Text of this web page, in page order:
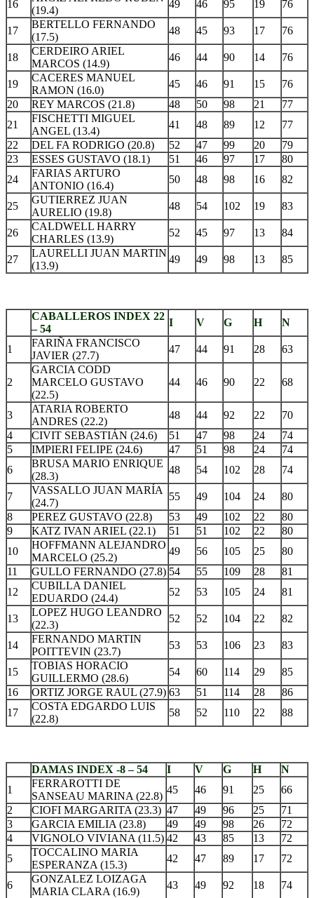
16
(19.4)
49 46 95 19 76
17
BERTELLO FERNANDO
(17.5)
48 45 93 17 76
18
CERDEIRO ARIEL
MARCOS (14.9)
46 44 90 14 76
19
CACERES MANUEL
RAMON (16.0)
45 46 91 15
76
20
REY MARCOS (21.8) 48 50 98 21
77
21
FISCHETTI MIGUEL
ANGEL (13.4)
41 48 89 12
77
22
DEL FA RODRIGO (20.8) 52 47 99 20
79
23
ESSES GUSTAVO (18.1) 51 46 97 17
80
24
FARIAS ARTURO
ANTONIO (16.4)
50 48 98 16 82
25
GUTIERREZ JUAN
AURELIO (19.8)
48 54 102 19 83
26
CALDWELL HARRY
CHARLES (13.9)
52 45 97 13 84
27
LAURELLI JUAN MARTIN
(13.9)
49 49 98 13 85
CABALLEROS INDEX 22
– 54
I V G H N
1
FARIÑA FRANCISCO
JAVIER (27.7)
47 44 91 28 63
2
GARCIA CODD
MARCELO GUSTAVO
(22.5)
44 46 90 22 68
3
ATARIA ROBERTO
ANDRES (22.2)
48 44 92 22
70
4
CIVIT SEBASTIÁN (24.6) 51 47 98 24
74
5
IMPIERI FELIPE (24.6) 47 51 98 24
74
6
BRUSA MARIO ENRIQUE
(28.3)
48 54 102 28 74
7
VASSALLO JUAN MARÍA
(24.7)
55 49 104 24
80
8
PEREZ GUSTAVO (22.8) 53 49 102 22
80
9
KATZ IVAN ARIEL (22.1) 51 51 102 22
80
10
HOFFMANN ALEJANDRO
MARCELO (25.2)
49 56 105 25
80
11
GULLO FERNANDO (27.8) 54 55 109 28
81
12
CUBILLA DANIEL
EDUARDO (24.4)
52 53 105 24 81
13
LOPEZ HUGO LEANDRO
(22.3)
52 52 104 22 82
14
FERNANDO MARTIN
POITTEVIN (23.7)
53 53 106 23 83
15
TOBIAS HORACIO
GUILLERMO (28.6)
54 60 114 29
85
16
ORTIZ JORGE RAUL (27.9) 63 51 114 28
86
17
COSTA EDGARDO LUIS
(22.8)
58 52 110 22 88
DAMAS INDEX -8 – 54 I V G H
N
1
FERRAROTTI DE
SANSEAU MARINA (22.8)
45 46 91 25
66
2
CIOFI MARGARITA (23.3) 47 49 96 25
71
3
GARCIA EMILIA (23.8) 49 49 98 26
72
4
VIGNOLO VIVIANA (11.5) 42 43 85 13
72
5
TOCCALINO MARIA
ESPERANZA (15.3)
42 47 89 17 72
6
GONZALEZ LOIZAGA
MARIA CLARA (16.9)
43 49 92 18
74